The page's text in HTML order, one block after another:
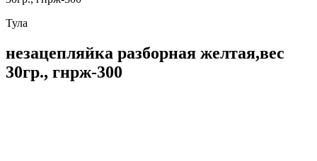
Тула
незацепляйка разборная желтая,вес
30гр., гнрж-300